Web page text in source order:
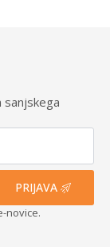
sanjskega
PRIJAVA
novice.